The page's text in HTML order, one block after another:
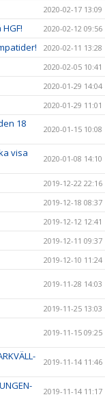
2020-02-17 13:09
2020-02-12 09:56
2020-02-11 13:28
2020-02-05 10:41
2020-01-29 14:04
2020-01-29 11:01
18
2020-01-15 10:08
visa
2020-01-08 14:10
2019-12-22 22:16
2019-12-18 08:37
2019-12-12 12:41
2019-12-11 09:37
2019-12-10 11:24
2019-11-28 14:03
2019-11-25 13:03
2019-11-15 09:25
2019-11-14 11:46
2019-11-14 11:17